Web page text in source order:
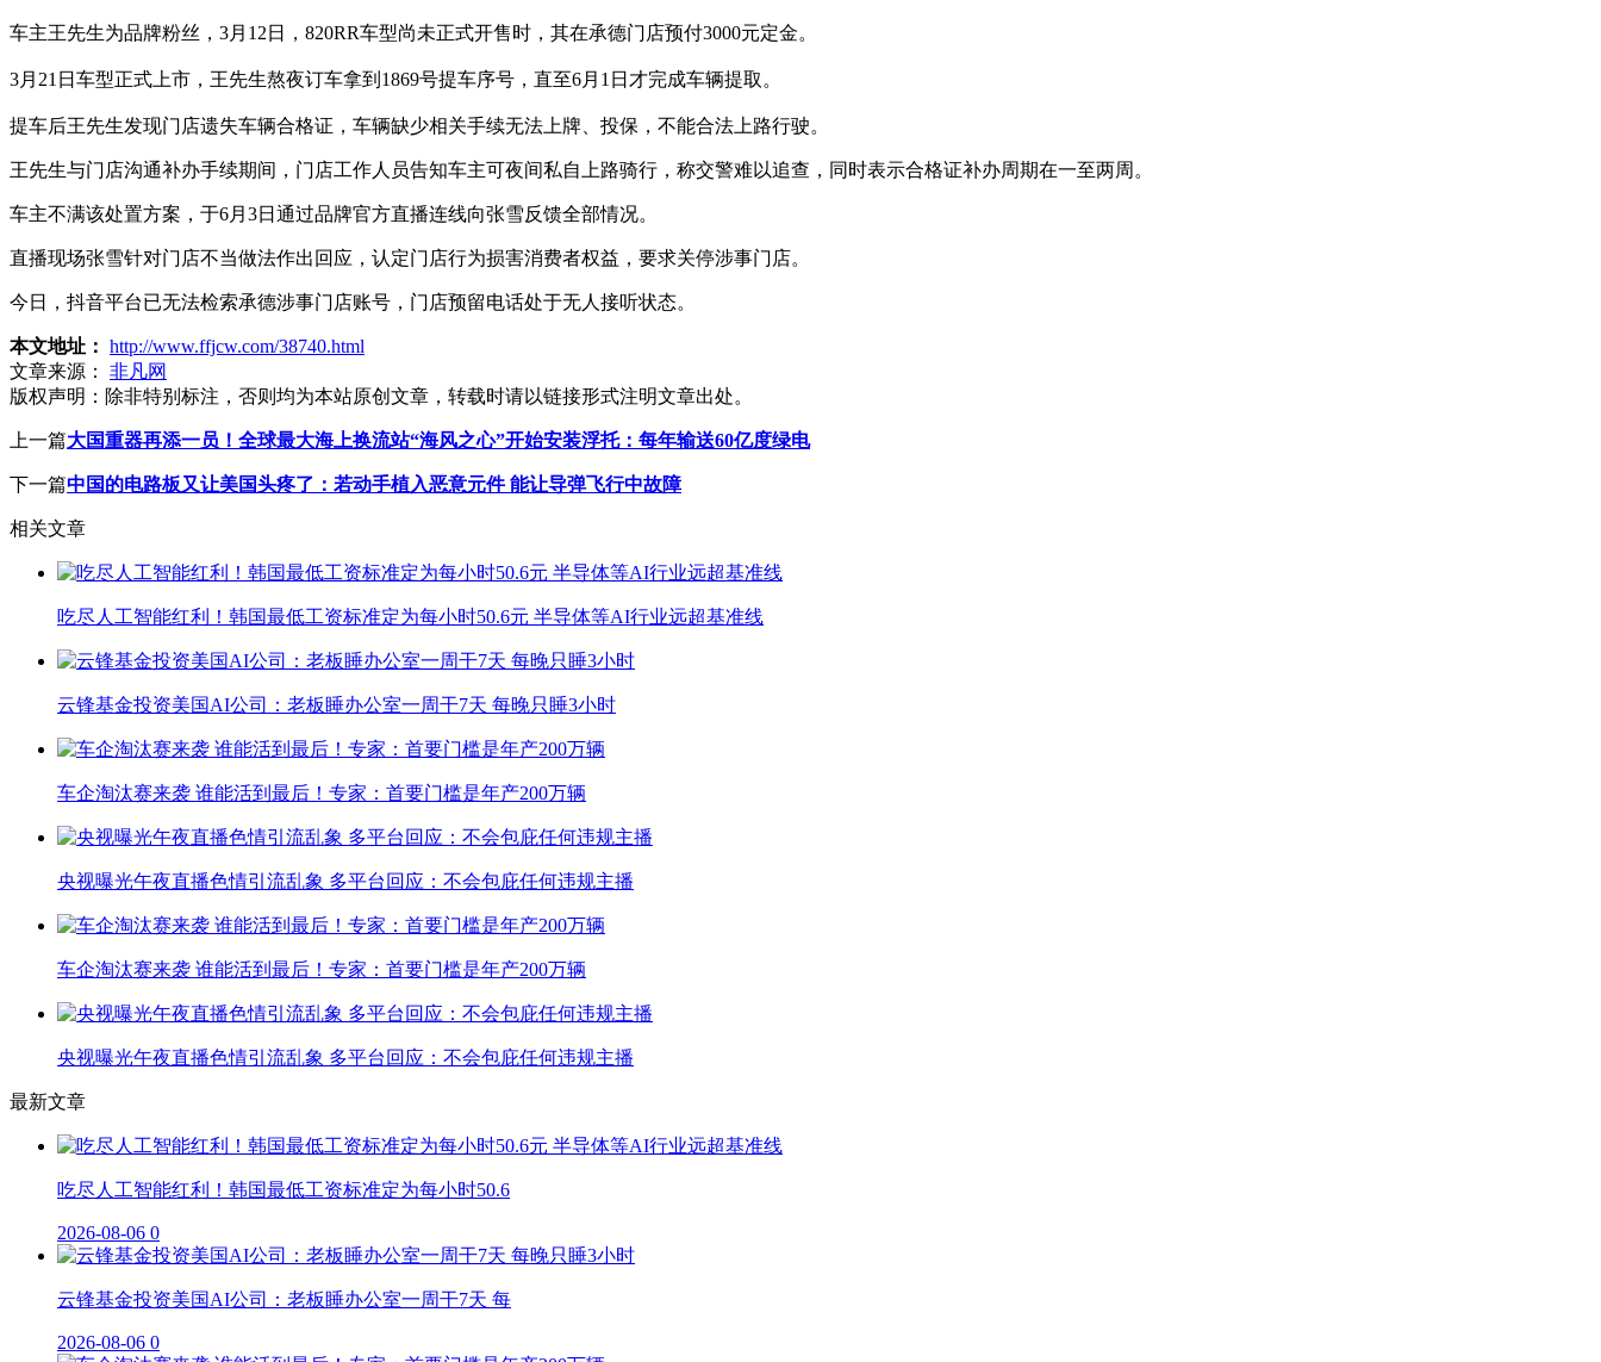
车主王先生为品牌粉丝，3月12日，820RR车型尚未正式开售时，其在承德门店预付3000元定金。
3月21日车型正式上市，王先生熬夜订车拿到1869号提车序号，直至6月1日才完成车辆提取。
提车后王先生发现门店遗失车辆合格证，车辆缺少相关手续无法上牌、投保，不能合法上路行驶。
王先生与门店沟通补办手续期间，门店工作人员告知车主可夜间私自上路骑行，称交警难以追查，同时表示合格证补办周期在一至两周。
车主不满该处置方案，于6月3日通过品牌官方直播连线向张雪反馈全部情况。
直播现场张雪针对门店不当做法作出回应，认定门店行为损害消费者权益，要求关停涉事门店。
今日，抖音平台已无法检索承德涉事门店账号，门店预留电话处于无人接听状态。
本文地址： http://www.ffjcw.com/38740.html
文章来源：
非凡网
版权声明： 除非特别标注，否则均为本站原创文章，转载时请以链接形式注明文章出处。
上一篇大国重器再添一员！全球最大海上换流站“海风之心”开始安装浮托：每年输送60亿度绿电
下一篇中国的电路板又让美国头疼了：若动手植入恶意元件 能让导弹飞行中故障
相关文章
吃尽人工智能红利！韩国最低工资标准定为每小时50.6元 半导体等AI行业远超基准线
云锋基金投资美国AI公司：老板睡办公室一周干7天 每晚只睡3小时
车企淘汰赛来袭 谁能活到最后！专家：首要门槛是年产200万辆
央视曝光午夜直播色情引流乱象 多平台回应：不会包庇任何违规主播
车企淘汰赛来袭 谁能活到最后！专家：首要门槛是年产200万辆
央视曝光午夜直播色情引流乱象 多平台回应：不会包庇任何违规主播
最新文章
吃尽人工智能红利！韩国最低工资标准定为每小时50.6
2026-08-06 0
云锋基金投资美国AI公司：老板睡办公室一周干7天 每
2026-08-06 0